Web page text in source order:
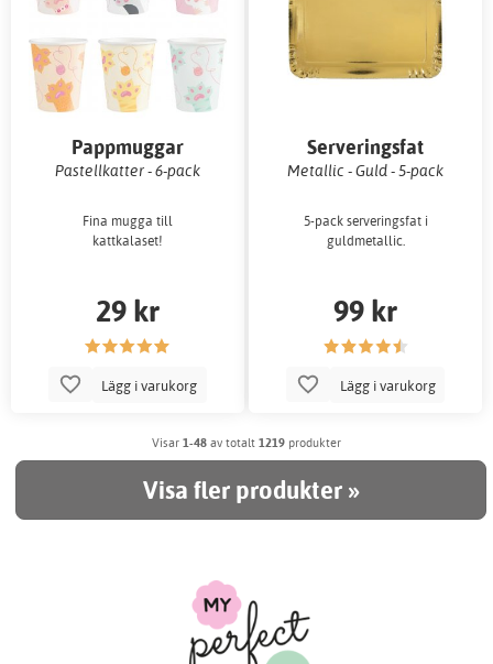
Pappmuggar
Pastellkatter - 6-pack
Fina mugga till
kattkalaset!
29 kr
Lägg i varukorg
Serveringsfat
Metallic - Guld - 5-pack
5-pack serveringsfat i
guldmetallic.
99 kr
Lägg i varukorg
Visar 1-48 av totalt 1219 produkter
Visa fler produkter »